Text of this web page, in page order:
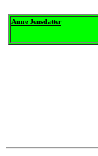
Anne Jensdatter
-
-